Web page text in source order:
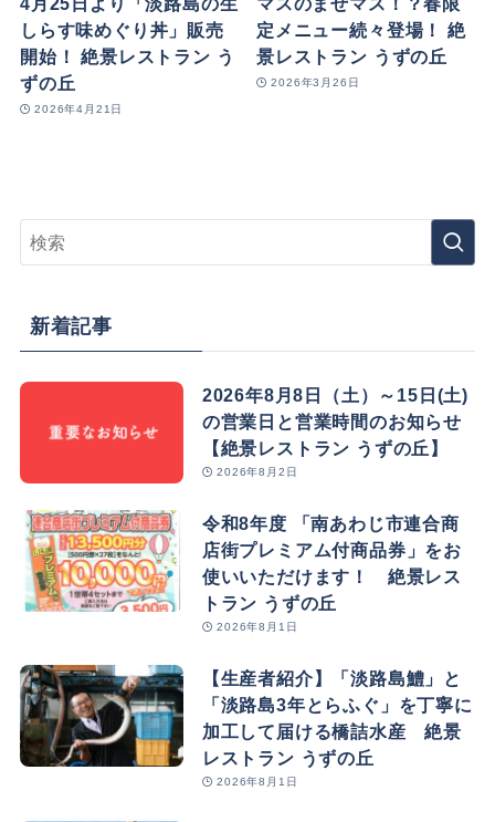
しらす味めぐり丼」販売
開始！ 絶景レストラン う
ずの丘
2026年4月21日
定メニュー続々登場！ 絶
景レストラン うずの丘
2026年3月26日
新着記事
2026年8月8日（土）～15日(土)
の営業日と営業時間のお知らせ
【絶景レストラン うずの丘】
2026年8月2日
令和8年度 「南あわじ市連合商
店街プレミアム付商品券」をお
使いいただけます！ 絶景レス
トラン うずの丘
2026年8月1日
【生産者紹介】「淡路島鱧」と
「淡路島3年とらふぐ」を丁寧に
加工して届ける橋詰水産 絶景
レストラン うずの丘
2026年8月1日